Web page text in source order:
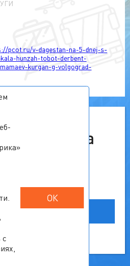
pcot.ru/v-dagestan-na-5-dnej-s-
hunzah-tobot-derbent-
kurgan-g-volgograd-
тур на
дату
с другими
с
ОК